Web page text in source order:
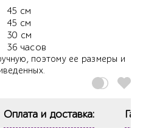
45 см
45 см
30 см
36 часов
поэтому ее размеры и
Оплата и доставка: